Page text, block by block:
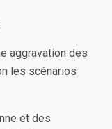
aggravation des
les scénarios
et des